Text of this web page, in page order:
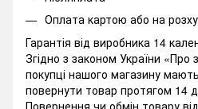
Оплата картою або на
Гарантія від виробника 14
Згідно з законом України «Про
покупці нашого магазину
повернути товар протягом 14
Повернення чи обмін товару